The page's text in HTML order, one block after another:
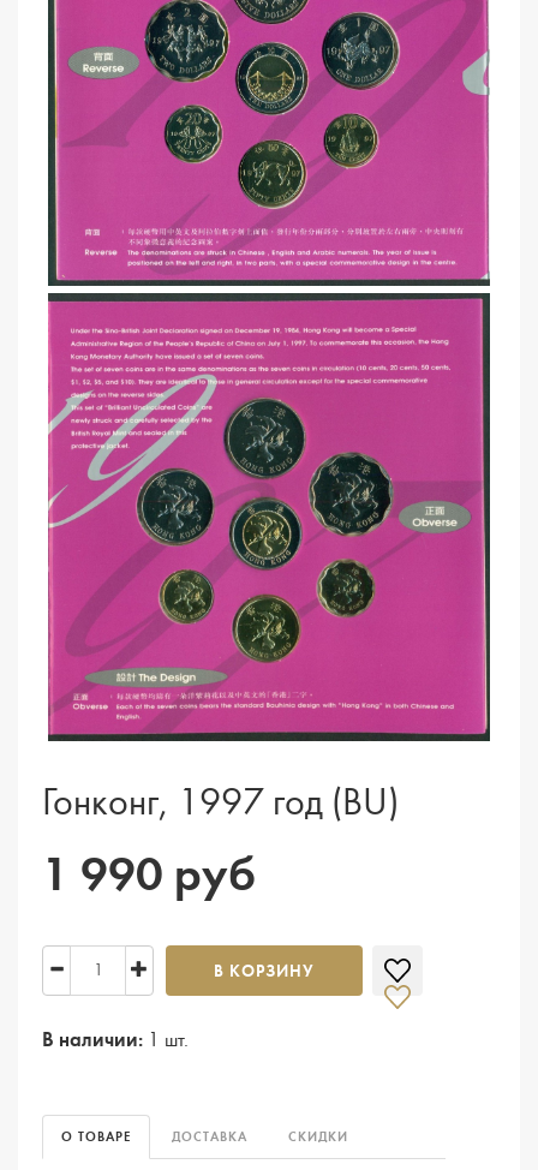
Гонконг, 1997 год (BU)
1 990 руб
В КОРЗИНУ
В наличии: 1 шт.
О ТОВАРЕ ДОСТАВКА СКИДКИ